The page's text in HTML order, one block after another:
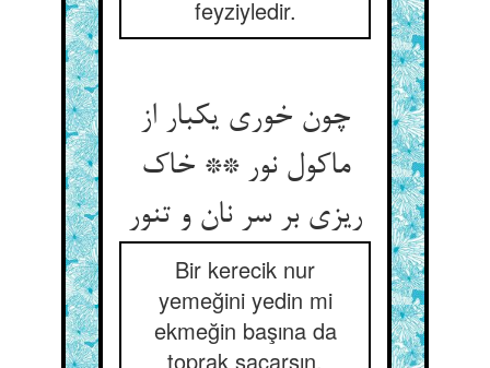
feyziyledir.
چون خوری یکبار از
ماکول نور ** خاک
ریزی بر سر نان و تنور
Bir kerecik nur
yemeğini yedin mi
ekmeğin başına da
toprak saçarsın,